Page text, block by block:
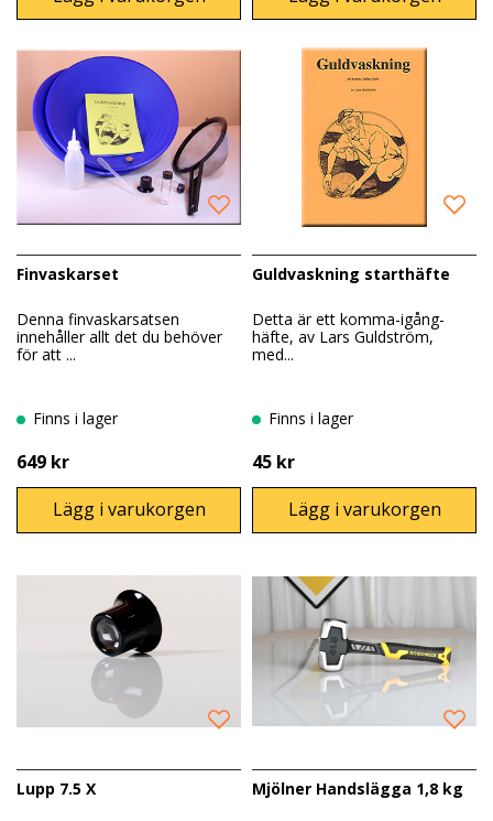
Finvaskarset
Denna finvaskarsatsen
innehåller allt det du behöver
för att ...
Finns i lager
649 kr
Lägg i varukorgen
Guldvaskning starthäfte
Detta är ett komma-igång-
häfte, av Lars Guldström,
med...
Finns i lager
45 kr
Lägg i varukorgen
Lupp 7.5 X Mjölner Handslägga 1,8 kg